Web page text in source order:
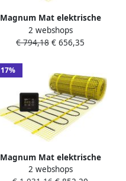
Magnum Mat elektrische
vloerverwarming set 525
watt 3.5 m2 met WiFi
2 webshops
€ 794,18 € 656,35
17%
Magnum Mat elektrische
vloerverwarming set 900
2 webshops